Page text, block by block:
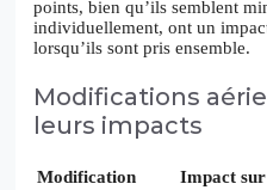
points, bien qu’ils semblent
individuellement, ont un
lorsqu’ils sont pris ensemble.
Modifications
leurs impacts
Modification
Impact